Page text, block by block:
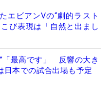
エビアンVの“劇的ラスト
び表現は「自然と出まし
「最高です」 反響の大き
日本での試合出場も予定